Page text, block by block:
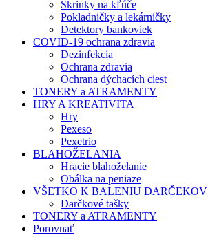
Skrinky na kľúče
Pokladničky a lekárničky
Detektory bankoviek
COVID-19 ochrana zdravia
Dezinfekcia
Ochrana zdravia
Ochrana dýchacích ciest
TONERY a ATRAMENTY
HRY A KREATIVITA
Hry
Pexeso
Pexetrio
BLAHOŽELANIA
Hracie blahoželanie
Obálka na peniaze
VŠETKO K BALENIU DARČEKOV
Darčkové tašky
TONERY a ATRAMENTY
Porovnať